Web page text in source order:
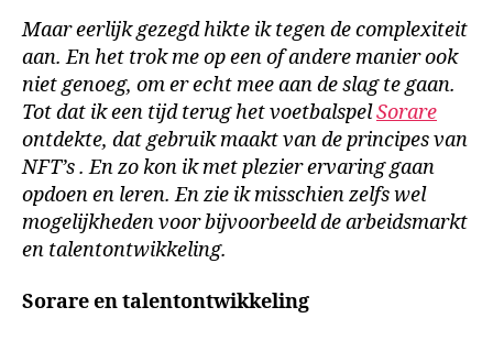
Maar eerlijk gezegd hikte ik tegen de complexiteit
aan. En het trok me op een of andere manier ook
niet genoeg, om er echt mee aan de slag te gaan.
Tot dat ik een tijd terug het voetbalspelSorare
ontdekte, dat gebruik maakt van de principes van
NFT’s . En zo kon ik met plezier ervaring gaan
opdoen en leren. En zie ik misschien zelfs wel
mogelijkheden voor bijvoorbeeld de arbeidsmarkt
en talentontwikkeling.
Sorare en talentontwikkeling